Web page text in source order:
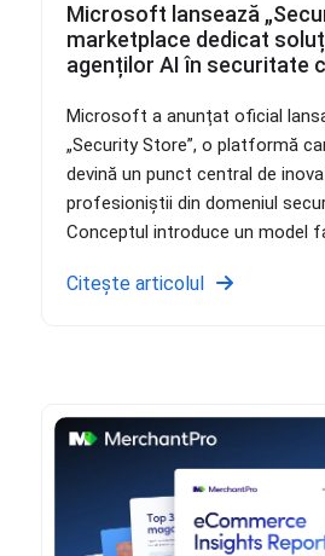
Microsoft lansează
marketplace dedicat
agenților AI în securitate
Microsoft a anunțat oficial
„Security Store”, o platformă
devină un punct central de
profesioniștii din domeniul
Conceptul introduce un model
Citește articolul